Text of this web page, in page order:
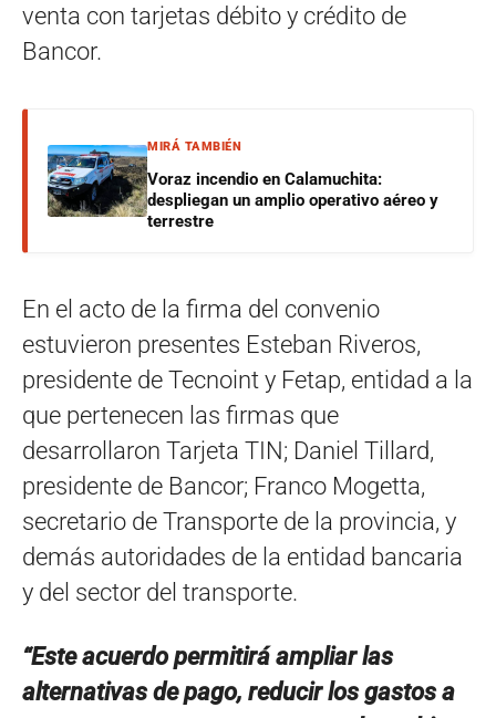
venta con tarjetas débito y crédito de
Bancor.
MIRÁ TAMBIÉN
Voraz incendio en Calamuchita:
despliegan un amplio operativo aéreo y
terrestre
En el acto de la firma del convenio
estuvieron presentes Esteban Riveros,
presidente de Tecnoint y Fetap, entidad a la
que pertenecen las firmas que
desarrollaron Tarjeta TIN; Daniel Tillard,
presidente de Bancor; Franco Mogetta,
secretario de Transporte de la provincia, y
demás autoridades de la entidad bancaria
y del sector del transporte.
“Este acuerdo permitirá ampliar las
alternativas de pago, reducir los gastos a